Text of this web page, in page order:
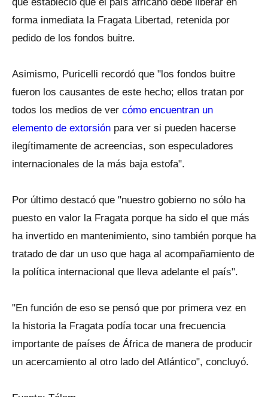
forma inmediata la Fragata Libertad, retenida por
pedido de los fondos buitre.
Asimismo, Puricelli recordó que "los fondos buitre
fueron los causantes de este hecho; ellos tratan por
todos los medios de ver cómo encuentran un
elemento de extorsión para ver si pueden hacerse
ilegítimamente de acreencias, son especuladores
internacionales de la más baja estofa".
Por último destacó que "nuestro gobierno no sólo ha
puesto en valor la Fragata porque ha sido el que más
ha invertido en mantenimiento, sino también porque ha
tratado de dar un uso que haga al acompañamiento de
la política internacional que lleva adelante el país".
"En función de eso se pensó que por primera vez en
la historia la Fragata podía tocar una frecuencia
importante de países de África de manera de producir
un acercamiento al otro lado del Atlántico", concluyó.